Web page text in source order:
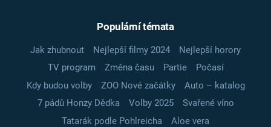
Populární témata
Jak zhubnout Nejlepší filmy 2024
Nejlepší horory
TV program
Změna času Partie
Počasí
Kdy budou volby
ZOO Nové začátky
Auto – katalog
7 pádů Honzy Dědka
Volby 2025
Svařené víno
Tatarák podle Pohlreicha
Aloe vera